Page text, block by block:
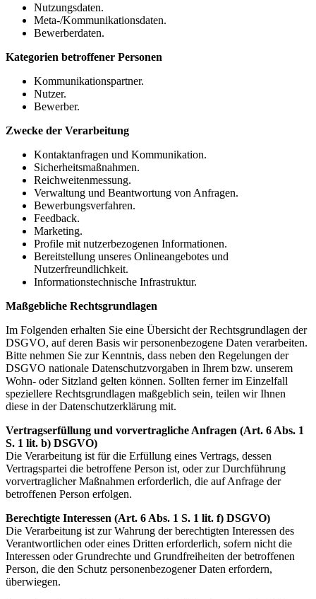
Nutzungsdaten.
Meta-/Kommunikationsdaten.
Bewerberdaten.
Kategorien betroffener Personen
Kommunikationspartner.
Nutzer.
Bewerber.
Zwecke der Verarbeitung
Kontaktanfragen und Kommunikation.
Sicherheitsmaßnahmen.
Reichweitenmessung.
Verwaltung und Beantwortung von Anfragen.
Bewerbungsverfahren.
Feedback.
Marketing.
Profile mit nutzerbezogenen Informationen.
Bereitstellung unseres Onlineangebotes und
Nutzerfreundlichkeit.
Informationstechnische Infrastruktur.
Maßgebliche Rechtsgrundlagen
Im Folgenden erhalten Sie eine Übersicht der Rechtsgrundlagen der
DSGVO, auf deren Basis wir personenbezogene Daten verarbeiten.
Bitte nehmen Sie zur Kenntnis, dass neben den Regelungen der
DSGVO nationale Datenschutzvorgaben in Ihrem bzw. unserem
Wohn- oder Sitzland gelten können. Sollten ferner im Einzelfall
speziellere Rechtsgrundlagen maßgeblich sein, teilen wir Ihnen
diese in der Datenschutzerklärung mit.
Vertragserfüllung und vorvertragliche Anfragen (Art. 6 Abs. 1
S. 1 lit. b) DSGVO)
Die Verarbeitung ist für die Erfüllung eines Vertrags, dessen
Vertragspartei die betroffene Person ist, oder zur Durchführung
vorvertraglicher Maßnahmen erforderlich, die auf Anfrage der
betroffenen Person erfolgen.
Berechtigte Interessen (Art. 6 Abs. 1 S. 1 lit. f) DSGVO)
Die Verarbeitung ist zur Wahrung der berechtigten Interessen des
Verantwortlichen oder eines Dritten erforderlich, sofern nicht die
Interessen oder Grundrechte und Grundfreiheiten der betroffenen
Person, die den Schutz personenbezogener Daten erfordern,
überwiegen.